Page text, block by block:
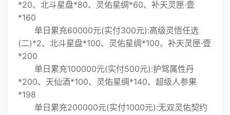
*20、北斗星盘*80、灵佑星绸*60、补天灵匣·壹
*160
单日累充60000元(实付300元):高级灵悟任选
(二)*2、北斗星盘*100、灵佑星绸*100、补天灵匣·壹
*200
单日累充100000元(实付500元):护驾属性丹
*200、天仙酒*100、灵佑星绸*140、超级人参果
*198
单日累充200000元(实付1000元):无双灵佑契约